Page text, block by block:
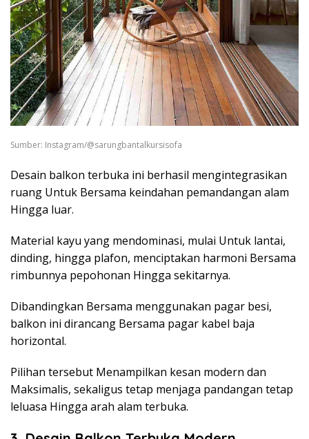
Sumber: Instagram/@sarungbantalkursisofa
Desain balkon terbuka ini berhasil mengintegrasikan
ruang Untuk Bersama keindahan pemandangan alam
Hingga luar.
Material kayu yang mendominasi, mulai Untuk lantai,
dinding, hingga plafon, menciptakan harmoni Bersama
rimbunnya pepohonan Hingga sekitarnya.
Dibandingkan Bersama menggunakan pagar besi,
balkon ini dirancang Bersama pagar kabel baja
horizontal.
Pilihan tersebut Menampilkan kesan modern dan
Maksimalis, sekaligus tetap menjaga pandangan tetap
leluasa Hingga arah alam terbuka.